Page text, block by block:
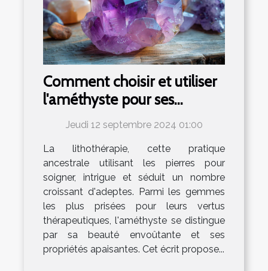
Comment choisir et utiliser
l'améthyste pour ses
bienfaits en lithothérapie
Jeudi 12 septembre 2024 01:00
La lithothérapie, cette pratique
ancestrale utilisant les pierres pour
soigner, intrigue et séduit un nombre
croissant d'adeptes. Parmi les gemmes
les plus prisées pour leurs vertus
thérapeutiques, l'améthyste se distingue
par sa beauté envoûtante et ses
propriétés apaisantes. Cet écrit propose...